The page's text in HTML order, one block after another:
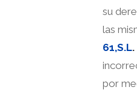
su
las
61,S.L.
por